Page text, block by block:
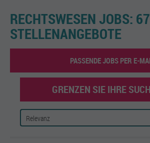
RECHTSWESEN JOBS: 67
STELLENANGEBOTE
PASSENDE JOBS PER E-
GRENZEN SIE IHRE